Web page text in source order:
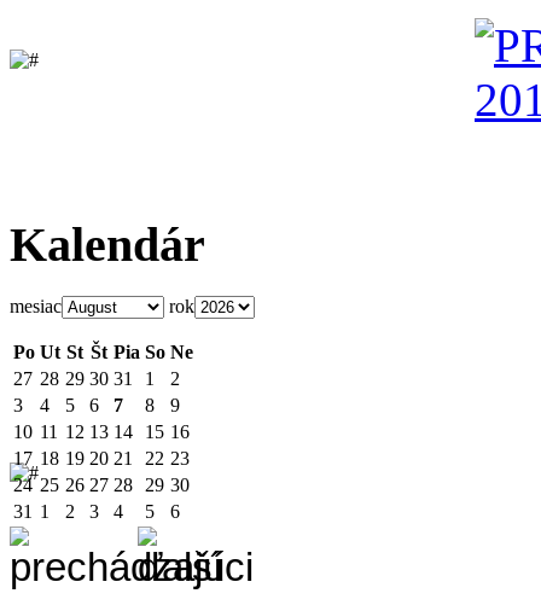
Kalendár
mesiac rok
Po Ut St Št Pia So Ne
27 28 29 30 31 1
2
3
4 5 6 7 8
9
10 11 12 13 14 15 16
17 18 19 20 21 22 23
24 25 26 27 28 29 30
31 1 2 3 4 5 6